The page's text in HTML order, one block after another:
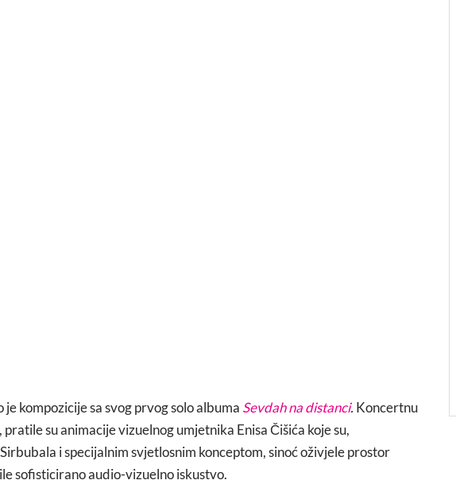
je kompozicije sa svog prvog solo albuma Sevdah na distanci. Koncertnu
su animacije vizuelnog umjetnika Enisa Čišića koje su,
i specijalnim svjetlosnim konceptom, sinoć oživjele prostor
sofisticirano audio-vizuelno iskustvo.